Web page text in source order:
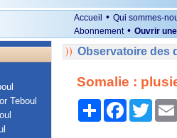
Accueil • Qui sommes-
Abonnement • Ouvrir
Teboul
Observatoire des
Somalie :
PartagerFacebook